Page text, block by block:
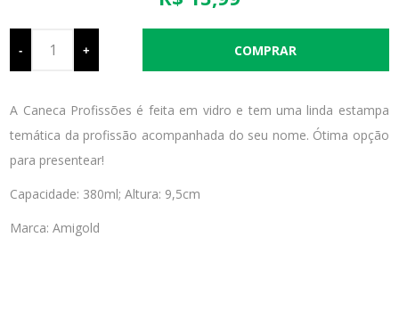
- +
A Caneca Profissões é feita em vidro e tem uma linda estampa
temática da profissão acompanhada do seu nome. Ótima opção
para presentear!
Capacidade: 380ml; Altura: 9,5cm
Marca: Amigold